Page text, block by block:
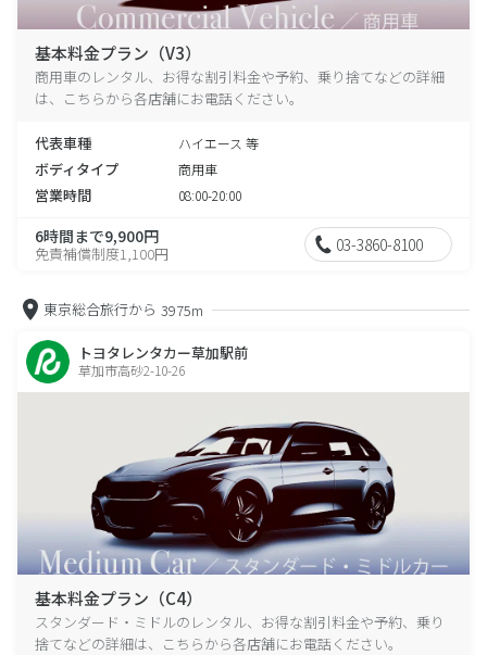
基本料金プラン（V3）
商用車のレンタル、お得な割引料金や予約、乗り捨てなどの詳細
は、こちらから各店舗にお電話ください。
代表車種 ハイエース 等
ボディタイプ 商用車
営業時間 08:00-20:00
6時間まで9,900円
免責補償制度1,100円 03-3860-8100
東京総合旅行から 3975m
トヨタレンタカー草加駅前
草加市高砂2-10-26
基本料金プラン（C4）
スタンダード・ミドルのレンタル、お得な割引料金や予約、乗り
捨てなどの詳細は、こちらから各店舗にお電話ください。